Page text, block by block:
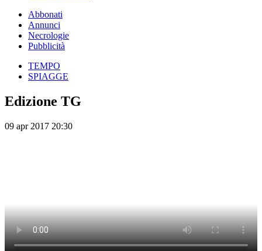
Abbonati
Annunci
Necrologie
Pubblicità
TEMPO
SPIAGGE
Edizione TG
09 apr 2017 20:30